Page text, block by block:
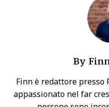
By
Finn è redattore presso
appassionato nel far